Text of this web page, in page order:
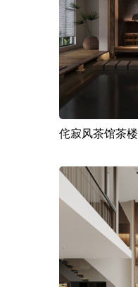
侘寂风茶馆茶楼